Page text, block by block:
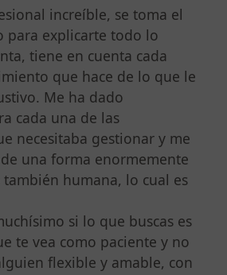
increíble, se toma el
para explicarte todo lo
tiene en cuenta cada
que hace de lo que le
Me ha dado
cada una de las
necesitaba gestionar y me
una forma enormemente
humana, lo cual es
si lo que buscas es
te vea como paciente y no
flexible y amable, con